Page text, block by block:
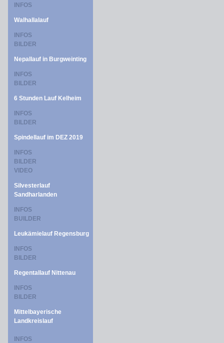
INFOS
Walhallalauf
INFOS
BILDER
Nepallauf in Burgweinting
INFOS
BILDER
6 Stunden Lauf Kelheim
INFOS
BILDER
Spindellauf im DEZ 2019
INFOS
BILDER
VIDEO
Silvesterlauf
Sandharlanden
INFOS
BUILDER
Leukämielauf Regensburg
INFOS
BILDER
Regentallauf Nittenau
INFOS
BILDER
Mittelbayerische
Landkreislauf
INFOS